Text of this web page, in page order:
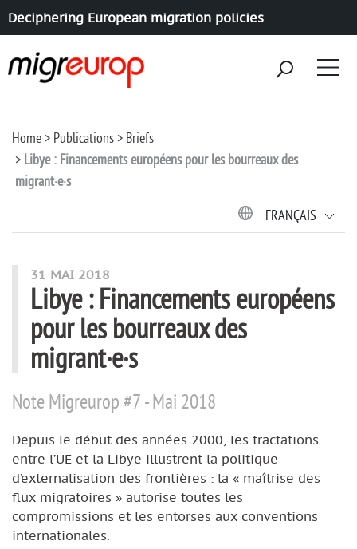
Deciphering European migration policies
Home Publications
Briefs
Libye : Financements européens pour les bourreaux des
migrant·e·s
FRANÇAIS
31 MAI 2018
Libye : Financements européens
pour les bourreaux des
migrant·e·s
Note Migreurop #7 - Mai 2018
Depuis le début des années 2000, les tractations
entre l’UE et la Libye illustrent la politique
d’externalisation des frontières : la « maîtrise des
flux migratoires » autorise toutes les
compromissions et les entorses aux conventions
internationales.